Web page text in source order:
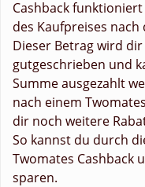
Cashback
des Kaufpreises
Dieser Betrag wird
gutgeschrieben und
Summe ausgezahlt
nach einem
dir noch weitere
So kannst du durch
Twomates Cashback
sparen.